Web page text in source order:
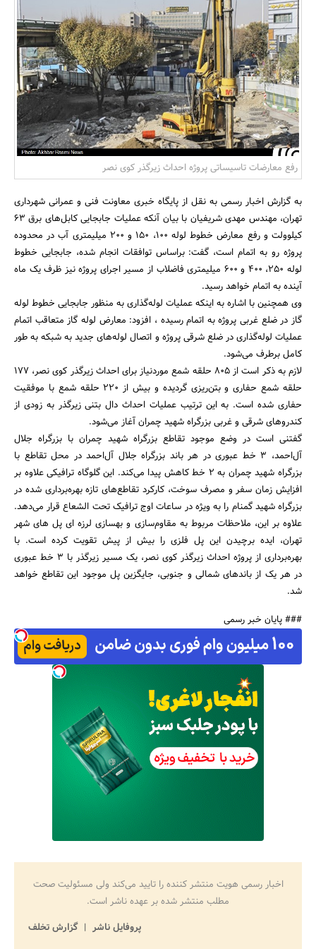
بانک، بیمه و سرمایه
مسکن و ساختمان
جستجو
رفع معارضات تاسیساتی پروژه احداث زیرگذر کوی نصر
به گزارش اخبار رسمی به نقل از پایگاه خبری معاونت فنی و عمرانی شهرداری
تهران، مهندس مهدی شریفیان با بیان آنکه عملیات جابجایی کابل‌های برق 63
کیلوولت و رفع معارض خطوط لوله 100، 150 و 200 میلیمتری آب در محدوده
پروژه رو به اتمام است، گفت: براساس توافقات انجام شده، جابجایی خطوط
لوله‌ 250، 400 و 600 میلیمتری فاضلاب از مسیر اجرای پروژه نیز ظرف یک ماه
آینده به اتمام خواهد رسید.
وی همچنین با اشاره به اینکه عملیات لوله‌گذاری به منظور جابجایی خطوط لوله‌
گاز در ضلع غربی پروژه به اتمام رسیده ، افزود: معارض لوله گاز متعاقب اتمام
عملیات لوله‌گذاری در ضلع شرقی پروژه و اتصال لوله‌های جدید به شبکه به طور
کامل برطرف می‌شود.
لازم به ذکر است از 805 حلقه شمع موردنیاز برای احداث زیرگذر کوی نصر، 177
حلقه شمع حفاری و بتن‌ریزی گردیده و بیش از 220 حلقه شمع با موفقیت
حفاری شده است. به این ترتیب عملیات احداث دال بتنی زیرگذر به زودی از
کندروهای شرقی و غربی بزرگراه شهید چمران آغاز می‌شود.
گفتنی است در وضع موجود تقاطع بزرگراه شهید‌ چمران با بزرگراه جلال
آل‌احمد، 3 خط عبوری در هر باند بزرگراه جلال آل‌احمد در محل تقاطع با
بزرگراه شهید چمران به 2 خط کاهش پیدا می‌کند. این گلوگاه ترافیکی علاوه بر
افزایش زمان سفر و مصرف سوخت، کارکرد تقاطع‌های تازه بهره‌برداری شده در
بزرگراه شهید گمنام را به ویژه در ساعات اوج ترافیک تحت الشعاع قرار می‌دهد.
علاوه بر این، ملاحظات مربوط به مقاوم‌سازی و بهسازی لرزه ای پل های شهر
تهران، ایده برچیدن این پل فلزی را بیش از پیش تقویت کرده است. با
بهره‌برداری از پروژه احداث زیرگذر کوی نصر، یک مسیر زیرگذر با 3 خط عبوری
در هر یک از باندهای شمالی و جنوبی، جایگزین پل موجود این تقاطع خواهد
شد.
### پایان خبر رسمی
اخبار رسمی هویت منتشر کننده را تایید می‌کند ولی مسئولیت صحت
مطلب منتشر شده بر عهده ناشر است.
پروفایل ناشر
گزارش تخلف